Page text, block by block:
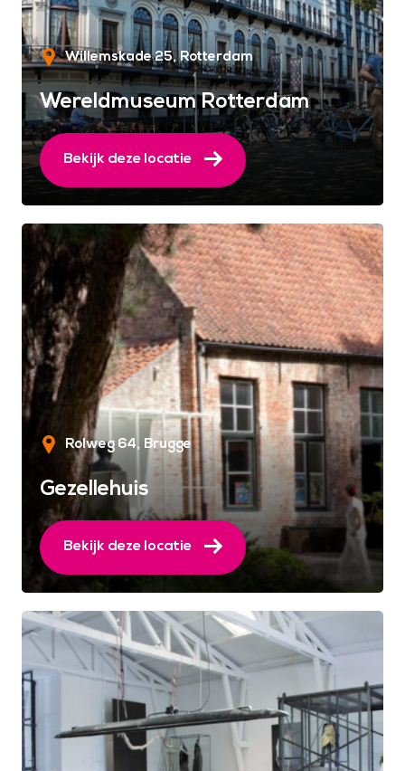
Willemskade 25 Rotterdam
Wereldmuseum Rotterdam
Bekijk deze locatie
Rolweg 64 Brugge
Gezellehuis
Bekijk deze locatie